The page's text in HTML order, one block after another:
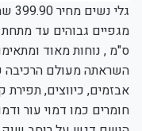
גלי נשים מחיר 399.90 שח צילום אסף לוי
ס"מ , נוחות מאוד
השראתה מעולם הרכיבה
אבזמים, כיווצים, תפירת
חומרים כמו דמוי עור